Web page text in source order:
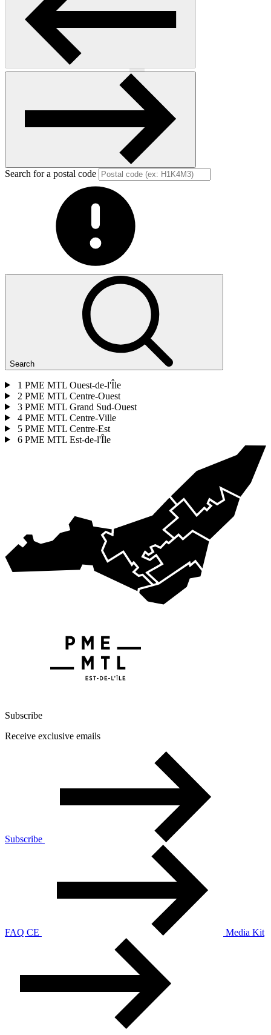
Previous
Search for a postal code
Search
1 PME MTL Ouest-de-l'Île
2 PME MTL Centre-Ouest
3 PME MTL Grand Sud-Ouest
4 PME MTL Centre-Ville
5 PME MTL Centre-Est
6 PME MTL Est-de-l'Île
Subscribe
Receive exclusive emails
Subscribe
FAQ CE Media Kit